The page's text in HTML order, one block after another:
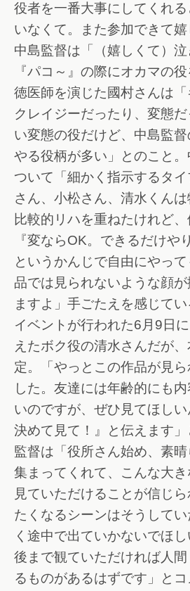
役者を一番大事にしてくれ
いなくて。また参加できて嬉
中島監督は「（嬉しくて）泣
『パコ～』の際にオカマの
徳医師を演じた國村さんは
クレイジーだったり、変態
い変態の役だけど、中島監
やる役柄が多い」とのこと
ついて「細かく指示するタ
さん、小松さん、清水くん
比較的リハを重ねたけれど
『変ならOK。できるだけや
というかんじで自由にやっ
品では見られないような顔
ますよ」手ごたえを感じてい
イベントが行われた6月9日
えたボク役の清水さんだが
定。「やっとこの作品が見
した。友達には年齢的にも
いのですが、ぜひ見てほし
決めて見て！』と伝えます」
監督は「役所さん始め、素
集まってくれて、こんな大
見ていただけることが信じ
たくなるシーンはそうして
く途中で出ていかないでほ
後まで観ていただければ人
るものがあるはずです」とコ